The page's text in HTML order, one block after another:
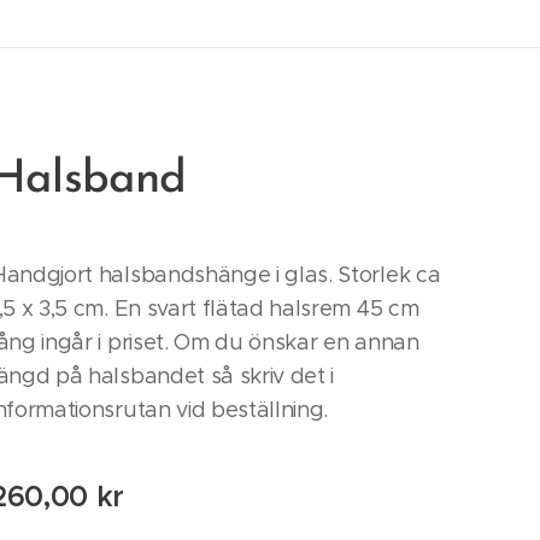
halsbandshänge i glas. Storlek ca
x 3,5 cm. En svart flätad halsrem 45 cm
ingår i priset. Om du önskar en annan
på halsbandet så skriv det i
vid beställning.
kr